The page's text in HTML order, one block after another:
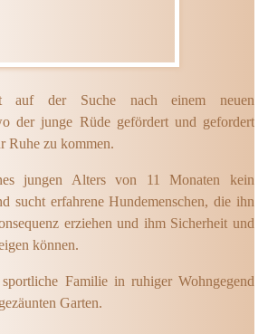
der Suche nach einem neuen
der junge Rüde gefördert und gefordert
Ruhe zu kommen.
jungen Alters von 11 Monaten kein
sucht erfahrene Hundemenschen, die ihn
erziehen und ihm Sicherheit und
können.
Familie in ruhiger Wohngegend
Garten.